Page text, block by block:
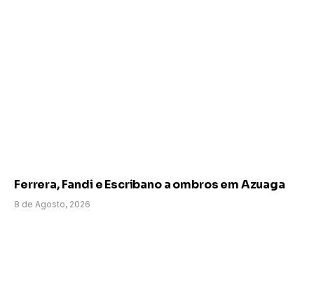
Ferrera, Fandi e Escribano a ombros em Azuaga
8 de Agosto, 2026